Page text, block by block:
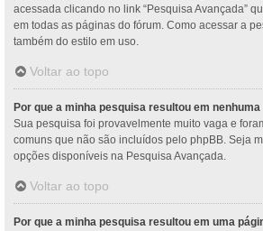
acessada clicando no link “Pesquisa Avançada”
em todas as páginas do fórum. Como acessar a
também do estilo em uso.
Voltar ao topo
Por que a minha pesquisa resultou em
Sua pesquisa foi provavelmente muito vaga e
comuns que não são incluídos pelo phpBB. Seja
opções disponíveis na Pesquisa Avançada.
Voltar ao topo
Por que a minha pesquisa resultou em uma